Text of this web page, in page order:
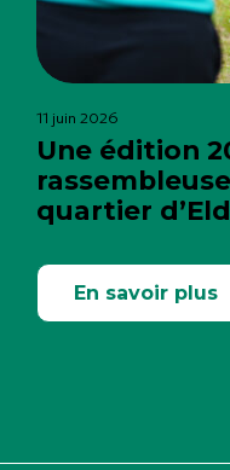
11 juin 2026
Une édition
quartier
En savoir plus